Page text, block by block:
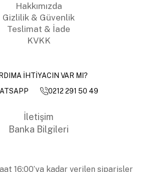
Hakkımızda
Gizlilik & Güvenlik
Teslimat & İade
KVKK
İHTİYACIN VAR MI?
0212 291 50 49
İletişim
Banka Bilgileri
16:00’ya kadar verilen siparişler